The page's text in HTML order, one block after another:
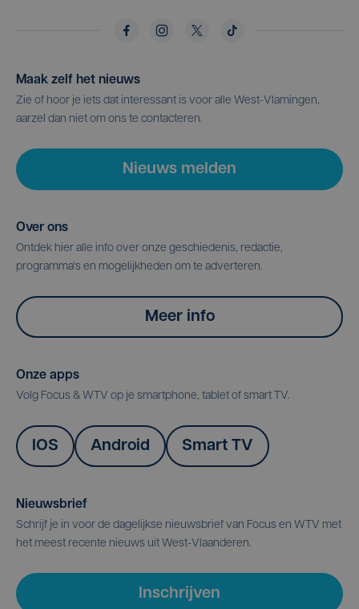
Maak zelf het nieuws
Zie of hoor je iets dat interessant is voor alle West-Vlamingen,
aarzel dan niet om ons te contacteren.
Nieuws melden
Over ons
Ontdek hier alle info over onze geschiedenis, redactie,
programma's en mogelijkheden om te adverteren.
Meer info
Onze apps
Volg Focus & WTV op je smartphone, tablet of smart TV.
IOS Android Smart TV
Nieuwsbrief
Schrijf je in voor de dagelijkse nieuwsbrief van Focus en WTV met
het meest recente nieuws uit West-Vlaanderen.
Inschrijven